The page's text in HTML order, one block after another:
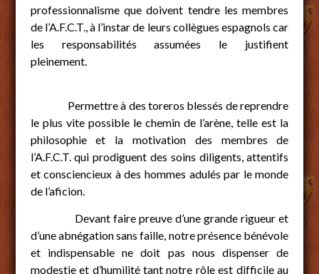
professionnalisme que doivent tendre les membres
de l’A.F.C.T., à l’instar de leurs collègues espagnols car
les responsabilités assumées le justifient
pleinement.
Permettre à des toreros blessés de reprendre
le plus vite possible le chemin de l’arène, telle est la
philosophie et la motivation des membres de
l’A.F.C.T. qui prodiguent des soins diligents, attentifs
et consciencieux à des hommes adulés par le monde
de l’aficion.
Devant faire preuve d’une grande rigueur et
d’une abnégation sans faille, notre présence bénévole
et indispensable ne doit pas nous dispenser de
modestie et d’humilité tant notre rôle est difficile au